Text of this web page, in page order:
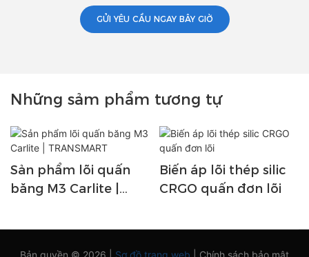
GỬI YÊU CẦU NGAY BÂY GIỜ
Những sảm phẩm tương tự
Sản phẩm lõi quấn
băng M3 Carlite |
Biến áp lõi thép silic
CRGO quấn đơn lõi
Bản quyền © 2026 | Sơ đồ trang web Chính sách bảo mật